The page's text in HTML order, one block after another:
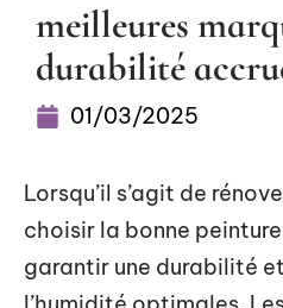
meilleures
durabilité
01/03/2025
Lorsqu’il s’agit de
choisir la bonne
garantir une durabilité